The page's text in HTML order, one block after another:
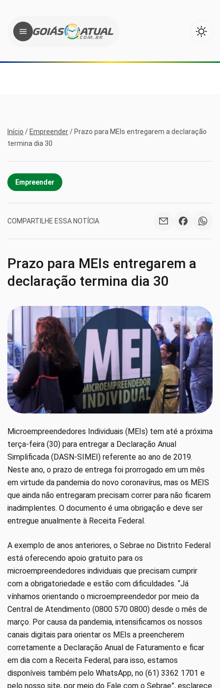
Início / Empreender/ Prazo para MEIs entregarem a declaração
termina dia 30
Empreender
COMPARTILHE ESSA NOTÍCIA
Prazo para MEIs entregarem a
declaração termina dia 30
Microempreendedores Individuais (MEIs) tem até a próxima
terça-feira (30) para entregar a Declaração Anual
Simplificada (DASN-SIMEI) referente ao ano de 2019.
Neste ano, o prazo de entrega foi prorrogado em um mês
em virtude da pandemia do novo coronavírus, mas os MEIS
que ainda não entregaram precisam correr para não ficarem
inadimplentes. O documento é uma obrigação e deve ser
entregue anualmente à Receita Federal.
A exemplo de anos anteriores, o Sebrae no Distrito Federal
está oferecendo apoio gratuito para os
microempreendedores individuais que precisam cumprir
com a obrigatoriedade e estão com dificuldades. “Já
vínhamos orientando o microempreendedor por meio da
Central de Atendimento (0800 570 0800) desde o mês de
março. Por causa da pandemia, intensificamos os nossos
canais digitais para orientar os MEIs a preencherem
corretamente a Declaração Anual de Faturamento e ficar
em dia com a Receita Federal, para isso, estamos
disponíveis também pelo WhatsApp, no (61) 3362 1701 e
pelo nosso site, por meio do Fale com o Sebrae”, esclarece